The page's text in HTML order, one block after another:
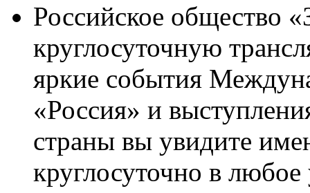
Российское общество
круглосуточную
яркие события
«Россия» и
страны вы увидите
круглосуточно в